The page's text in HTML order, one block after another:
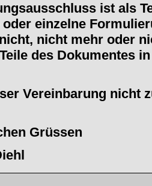
ist als
einzelne
nicht mehr oder
des Dokumentes
Vereinbarung nicht
Grüssen